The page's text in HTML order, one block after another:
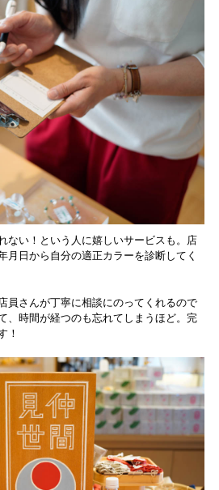
ない！という人に嬉しいサービスも。店
月日から自分の適正カラーを診断してく
員さんが丁寧に相談にのってくれるので
、時間が経つのも忘れてしまうほど。完
！